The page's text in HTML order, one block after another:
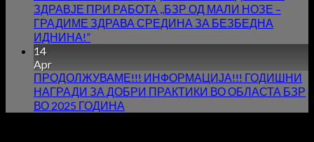
ЗДРАВЈЕ ПРИ РАБОТА ,,БЗР ОД МАЛИ НОЗЕ –
ГРАДИМЕ ЗДРАВА СРЕДИНА ЗА БЕЗБЕДНА
ИДНИНА!”
14
Apr
ПРОДОЛЖУВАМЕ!!! ИНФОРМАЦИЈА!!! ГОДИШНИ
НАГРАДИ ЗА ДОБРИ ПРАКТИКИ ВО ОБЛАСТА БЗР
ВО 2025 ГОДИНА